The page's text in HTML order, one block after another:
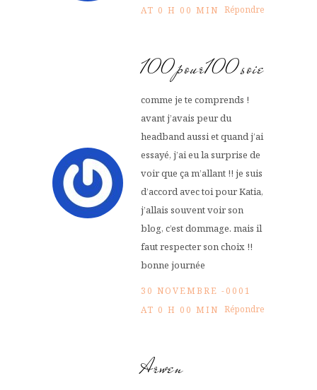
AT 0 H 00 MIN Répondre
100pour100soie
comme je te comprends !
avant j’avais peur du
headband aussi et quand j’ai
essayé, j’ai eu la surprise de
voir que ça m’allant !! je suis
d’accord avec toi pour Katia,
j’allais souvent voir son
blog, c’est dommage. mais il
faut respecter son choix !!
bonne journée
30 NOVEMBRE -0001
AT 0 H 00 MIN Répondre
Arwen